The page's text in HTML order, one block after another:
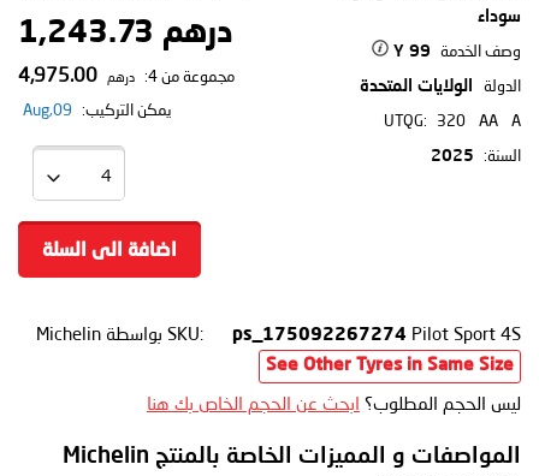
سوداء
وصف الخدمة 99 Y
الدولة الولايات المتحدة
UTQG: 320 AA
A
السنة:
2025
درهم 1,243.73
مجموعة من 4: درهم
يمكن التركيب: 09,Aug
اضافة الى السلة
SKU: ps_175092267274 Pilot Sport 4S بواسطة Michelin
See Other Tyres in Same Size
ليس الحجم المطلوب؟ ابحث عن الحجم الخاص بك هنا
المواصفات و المميزات الخاصة بالمنتج Michelin